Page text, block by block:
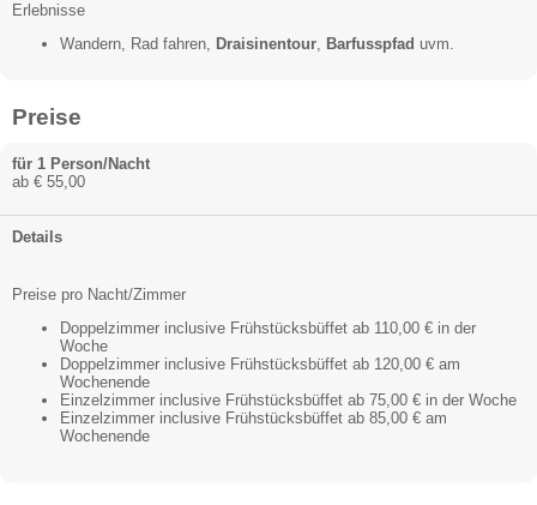
Erlebnisse
Wandern, Rad fahren, Draisinentour, Barfusspfad uvm.
Preise
für 1 Person/Nacht
ab € 55,00
Details
Preise pro Nacht/Zimmer
Doppelzimmer inclusive Frühstücksbüffet ab 110,00 € in der
Woche
Doppelzimmer inclusive Frühstücksbüffet ab 120,00 € am
Wochenende
Einzelzimmer inclusive Frühstücksbüffet ab 75,00 € in der Woche
Einzelzimmer inclusive Frühstücksbüffet ab 85,00 € am
Wochenende